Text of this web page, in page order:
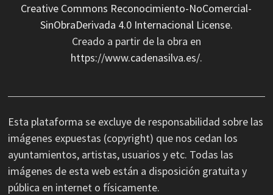
Creative Commons Reconocimiento-NoComercial-
SinObraDerivada 4.0 Internacional License.
Creado a partir de la obra en
https://www.cadenasilva.es/.
Esta plataforma se excluye de responsabilidad sobre las
imágenes expuestas (copyright) que nos cedan los
ayuntamientos, artistas, usuarios y etc. Todas las
imágenes de esta web están a disposición gratuita y
pública en internet o físicamente.